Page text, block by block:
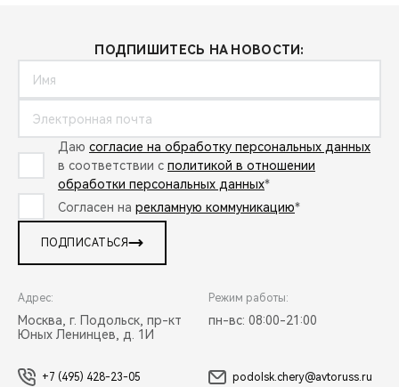
ПОДПИШИТЕСЬ НА НОВОСТИ:
Даю согласие на обработку персональных данных
в соответствии с политикой в отношении
обработки персональных данных*
Согласен на рекламную коммуникацию*
ПОДПИСАТЬСЯ
Адрес:
Москва, г. Подольск, пр-кт
Юных Ленинцев, д. 1И
Режим работы:
пн-вс: 08:00-21:00
+7 (495) 428-23-05 podolsk.chery@avtoruss.ru